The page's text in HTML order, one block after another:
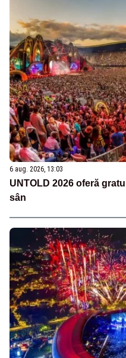
6 aug. 2026, 13:03
UNTOLD 2026 oferă
sân